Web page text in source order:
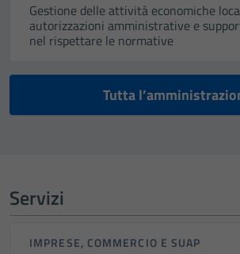
Gestione delle attività economiche
autorizzazioni amministrative e
nel rispettare le normative
Tutta
Servizi
IMPRESE, COMMERCIO E SUAP